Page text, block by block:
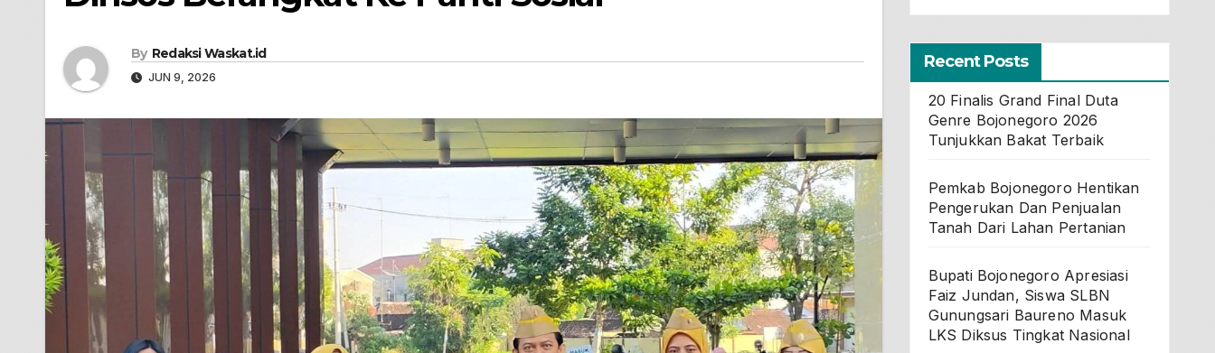
By Redaksi Waskat.id
JUN 9, 2026
Recent Posts
20 Finalis Grand Final Duta
Genre Bojonegoro 2026
Tunjukkan Bakat Terbaik
Pemkab Bojonegoro Hentikan
Pengerukan Dan Penjualan
Tanah Dari Lahan Pertanian
Bupati Bojonegoro Apresiasi
Faiz Jundan, Siswa SLBN
Gunungsari Baureno Masuk
LKS Diksus Tingkat Nasional